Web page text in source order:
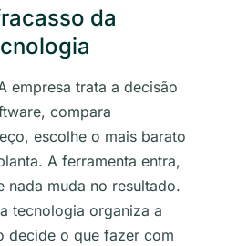
da
empresa trata a decisão
compara
escolhe o mais barato
A ferramenta entra,
nada muda no resultado.
tecnologia organiza a
decide o que fazer com